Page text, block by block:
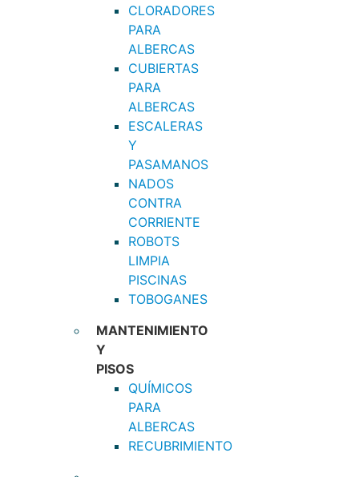
CLORADORES
PARA
ALBERCAS
CUBIERTAS
PARA
ALBERCAS
ESCALERAS
Y
PASAMANOS
NADOS
CONTRA
CORRIENTE
ROBOTS
LIMPIA
PISCINAS
TOBOGANES
MANTENIMIENTO
Y
PISOS
QUÍMICOS
PARA
ALBERCAS
RECUBRIMIENTO